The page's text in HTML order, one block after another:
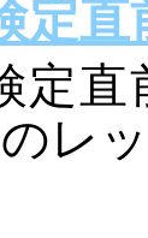
定
定
レ